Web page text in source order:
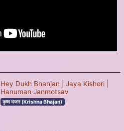
Hey Dukh Bhanjan | Jaya Kishori |
Hanuman Janmotsav
कृष्ण भजन (Krishna Bhajan)